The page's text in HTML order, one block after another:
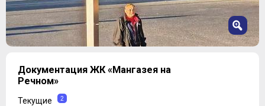
2
3
4
Документация ЖК «Мангазея на
Речном»
Текущие 2